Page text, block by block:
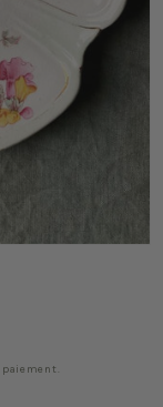
paiement.